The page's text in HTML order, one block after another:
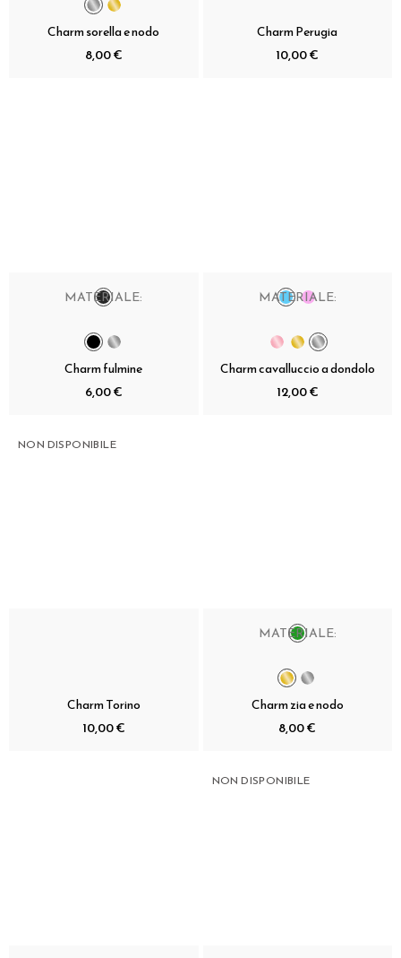
Charm sorella e nodo
8,00 €
Charm Perugia
10,00 €
MATERIALE:
Charm fulmine
6,00 €
MATERIALE:
Charm cavalluccio a dondolo
12,00 €
NON DISPONIBILE
Charm Torino
10,00 €
MATERIALE:
Charm zia e nodo
8,00 €
NON DISPONIBILE